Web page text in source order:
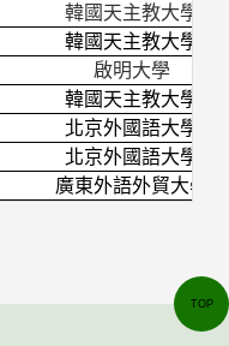
韓國天主教大學
韓國天主教大學
啟明大學
韓國天主教大學
北京外國語大學
北京外國語大學
廣東外語外貿大學
TOP